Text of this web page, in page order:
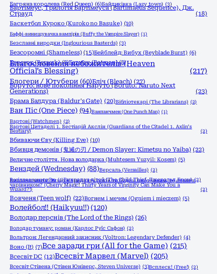
Багряна королева (Red Queen) (6)Байдиківка (Lazy town) (3)
Бартімеус, Трилогія Бартімеуса (Bartimaeus Sequence), Дж.
Страуд
(18)
Баскетбол Куроко (Kuroko no Basuke) (10)
Баффі-винищувачка вампірів (Buffy the Vampire Slayer) (1)
Безславні виродки (Inglourious Basterds) (3)
Безсоромні (Shameless) (15)Бейблейд: Вибух (Beyblade Burst) (6)
Берсерк (Berserk) (8)Бетмен (Batman) (8)
Благословення небожителів (Heaven
Official’s Blessing)
(217)
Блогери / Ютубери (60)Бліч (Bleach) (27)
Боруто: нове покоління Наруто (Boruto: Naruto Next
Generations)
(23)
Брама Балдура (Baldur's Gate) (20)Бібліотекарі (The Librarians) (2)
Ван Піс (One Piece) (94)Ванпанчмен (One Punch Man) (1)
Вартові (Watchmen) (2)
Вартові Цитаделі 1. Бестіарій Акслін (Guardians of the Citadel 1. Axlin’s
Bestiary)
(2)
Вбиваючи Єву (Killing Eve) (10)
Вбивця демонів (鬼滅の刃 / Demon Slayer: Kimetsu no Yaiba) (22)
Величне століття. Нова володарка (Muhtesem Yuzyil: Kosem) (5)
Венздей (Wednesday) (88)Версаль (Versailles) (2)
Весілля вченого Рю (1)Викрадач дітей (The Child Thief, Джеральд Бром) (2)
Вишнева магія! Якщо в тридцять років ти будеш цнотливим, то станеш
чарівником? (Cherry Magic! Thirty Years of Virginity Can Make You a
Wizard?!)
(2)
Вовченя (Teen wolf) (22)Вогнем і мечем (Ogniem i mieczem) (5)
Волейбол!! (Haikyuu!!) (120)
Володар перснів (The Lord of the Rings) (26)
Володар туману: роман (Карлос Руїс Сафон) (2)
Вольтрон: Легендарний захисник (Voltron: Legendary Defender) (4)
Воно (It) (7)Все заради гри (All for the Game) (215)
Всесвіт DC (12)Всесвіт Марвел (Marvel) (205)
Всесвіт Стівена (Стівен Юніверс, Steven Universe) (3)Всплеск! (Free!) (2)